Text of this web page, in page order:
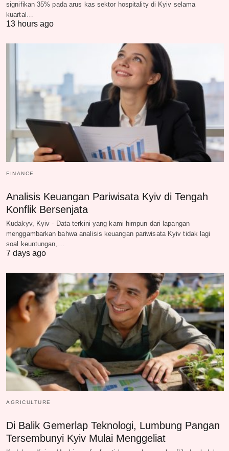
signifikan 35% pada arus kas sektor hospitality di Kyiv selama
kuartal…
13 hours ago
FINANCE
Analisis Keuangan Pariwisata Kyiv di Tengah
Konflik Bersenjata
Kudakyv, Kyiv - Data terkini yang kami himpun dari lapangan
menggambarkan bahwa analisis keuangan pariwisata Kyiv tidak lagi
soal keuntungan,…
7 days ago
AGRICULTURE
Di Balik Gemerlap Teknologi, Lumbung Pangan
Tersembunyi Kyiv Mulai Menggeliat